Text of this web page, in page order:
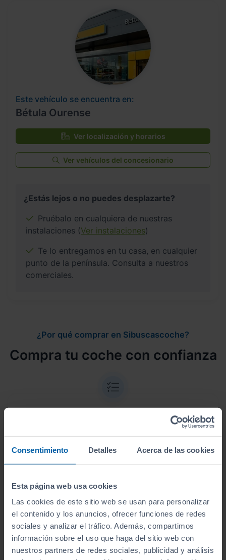
Consentimiento Detalles Acerca de las cookies
Esta página web usa cookies
Las cookies de este sitio web se usan para personalizar
el contenido y los anuncios, ofrecer funciones de redes
sociales y analizar el tráfico. Además, compartimos
información sobre el uso que haga del sitio web con
nuestros partners de redes sociales, publicidad y análisis
Este vehículo se encuentra en:
Bétula Ourense
Ver localización y horarios
Ver vehículos del concesionario
¿Estás lejos o no puedes desplazarte?
Pruébalo en cualquiera de nuestras
instalaciones (Ver instalaciones)
Te lo entregamos en tu casa, en cualquier
punto de la península. Consulta a nuestros
comerciales.
¿Por qué comprar en Sibuscascoche?
Compra tu coche con confianza
Revisión de250 puntos revisadospor nuestro
equipo de profesionales.
Kilometraje garantizado
Somos transparentes. Compra tu coche con
certificado de kilómetrosreales.